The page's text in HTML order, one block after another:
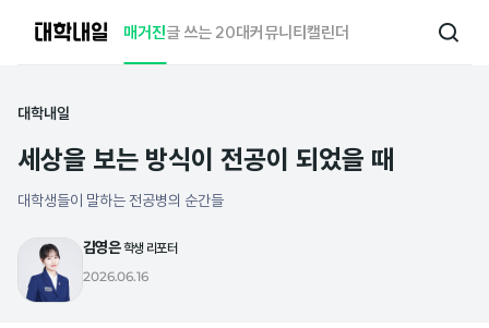
매거진글 쓰는 20대커뮤니티캘린더
검
대학내일
세상을 보는 방식이 전공이 되었을 때
대학생들이 말하는 전공병의 순간들
김영은학생 리포터
2026.06.16